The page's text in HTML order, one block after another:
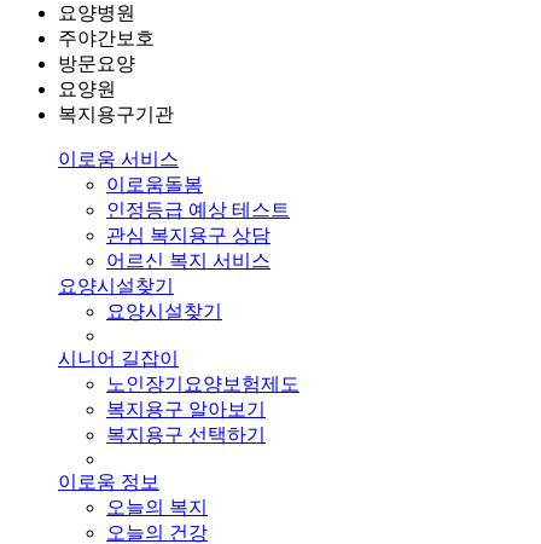
요양병원
주야간보호
방문요양
요양원
복지용구기관
이로움 서비스
이로움돌봄
인정등급 예상 테스트
관심 복지용구 상담
어르신 복지 서비스
요양시설찾기
요양시설찾기
시니어 길잡이
노인장기요양보험제도
복지용구 알아보기
복지용구 선택하기
이로움 정보
오늘의 복지
오늘의 건강